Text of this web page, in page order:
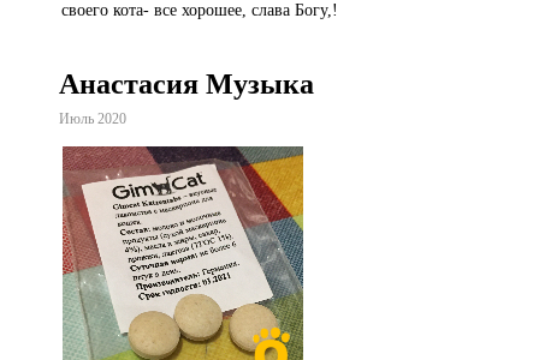
своего кота- все хорошее, слава Богу,!
Анастасия Музыка
Июль 2020